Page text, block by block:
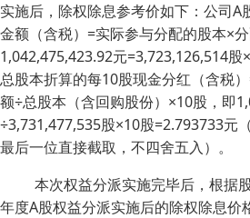
实施后，除权除息参考价如下：公司A
金额（含税）=实际参与分配的股本×
1,042,475,423.92元=3,723,126,514
总股本折算的每10股现金分红（含税
额÷总股本（含回购股份）×10股，即
÷3,731,477,535股×10股=2.793733元
最后一位直接截取，不四舍五入）。
本次权益分派实施完毕后，根据
年度A股权益分派实施后的除权除息价